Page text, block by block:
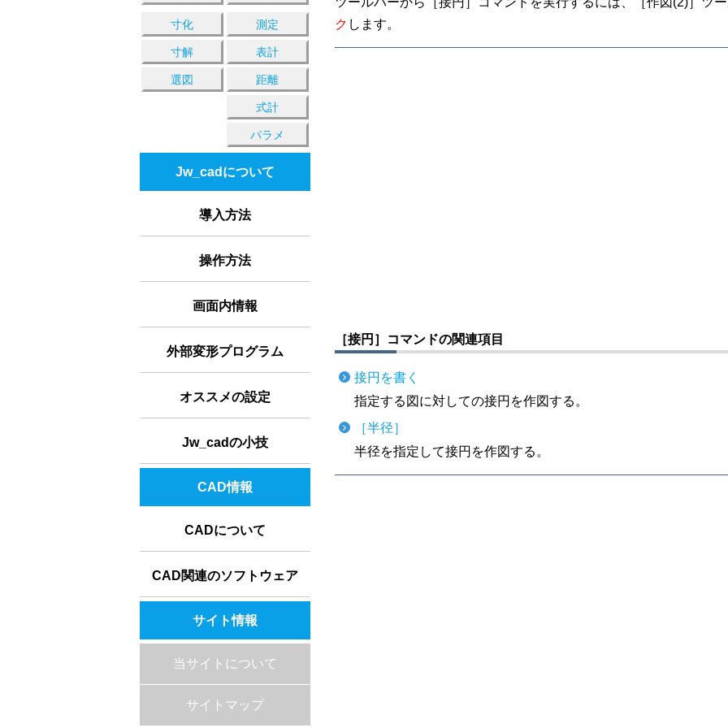
ク します。
［接円］コマンドの関連項目
接円を書く
指定する図に対しての接円を作図する。
［半径］
半径を指定して接円を作図する。
寸化
寸解
選図
測定
表計
距離
式計
パラメ
Jw_cadについて
導入方法
操作方法
画面内情報
外部変形プログラム
オススメの設定
Jw_cadの小技
CAD情報
CADについて
CAD関連のソフトウェア
サイト情報
当サイトについて
サイトマップ